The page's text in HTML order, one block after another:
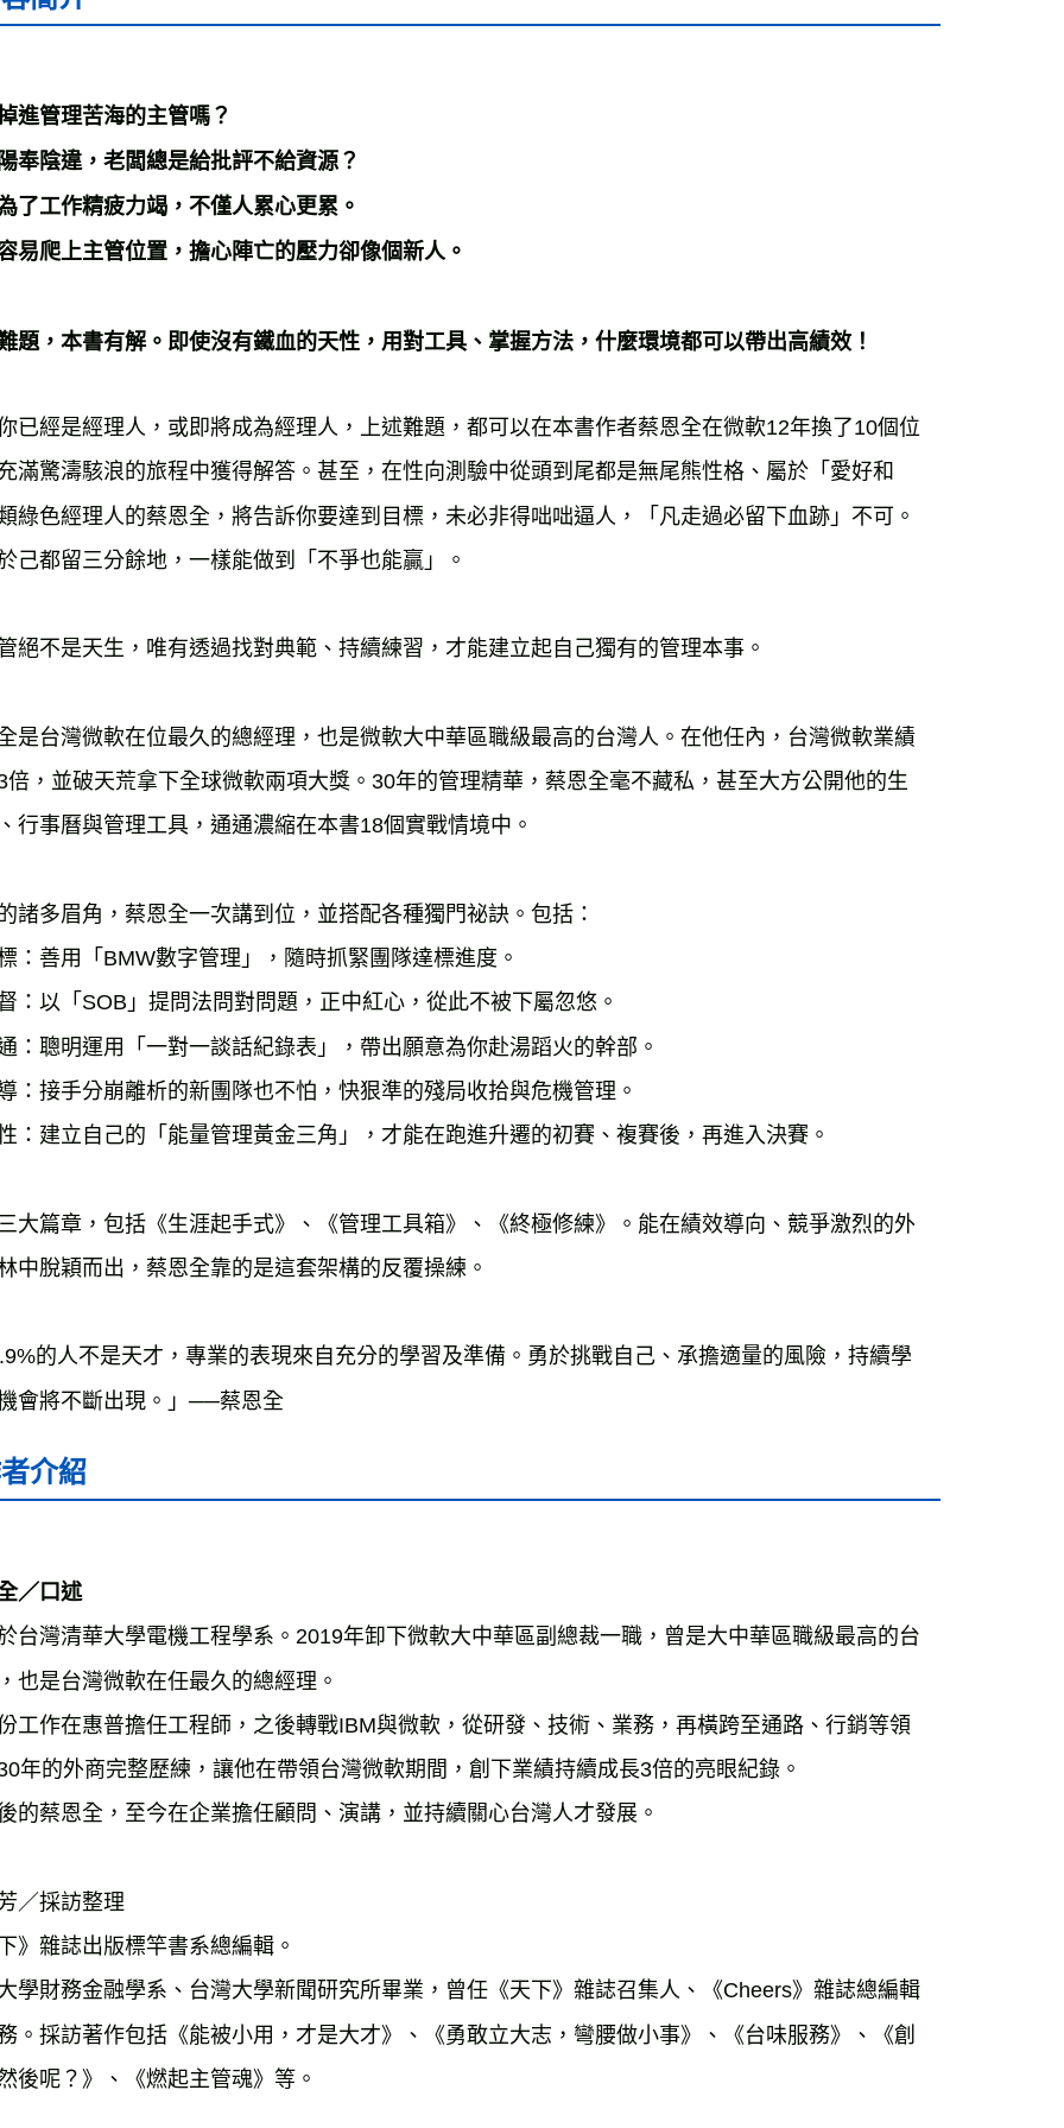
進管理苦海的主管嗎？
奉陰違，老闆總是給批評不給資源？
了工作精疲力竭，不僅人累心更累。
易爬上主管位置，擔心陣亡的壓力卻像個新人。
已經是經理人，或即將成為經理人，上述難題，都可以在本書作者蔡恩全在微軟12年換了10個位
滿驚濤駭浪的旅程中獲得解答。甚至，在性向測驗中從頭到尾都是無尾熊性格、屬於「愛好和
綠色經理人的蔡恩全，將告訴你要達到目標，未必非得咄咄逼人，「凡走過必留下血跡」不可。
己都留三分餘地，一樣能做到「不爭也能贏」。
絕不是天生，唯有透過找對典範、持續練習，才能建立起自己獨有的管理本事。
是台灣微軟在位最久的總經理，也是微軟大中華區職級最高的台灣人。在他任內，台灣微軟業績
倍，並破天荒拿下全球微軟兩項大獎。30年的管理精華，蔡恩全毫不藏私，甚至大方公開他的生
行事曆與管理工具，通通濃縮在本書18個實戰情境中。
諸多眉角，蔡恩全一次講到位，並搭配各種獨門祕訣。包括：
：善用「 BMW數字管理」，隨時抓緊團隊達標進度。
：以「 SOB 」提問法問對問題，正中紅心，從此不被下屬忽悠。
：聰明運用「一對一談話紀錄表」，帶出願意為你赴湯蹈火的幹部。
：接手分崩離析的新團隊也不怕，快狠準的殘局收拾與危機管理。
：建立自己的「能量管理黃金三角」，才能在跑進升遷的初賽、複賽後，再進入決賽。
大篇章，包括《生涯起手式》、《管理工具箱》、《終極修練》。能在績效導向、競爭激烈的外
中脫穎而出，蔡恩全靠的是這套架構的反覆操練。
的人不是天才，專業的表現來自充分的學習及準備。勇於挑戰自己、承擔適量的風險，持續學
會將不斷出現。」──蔡恩全
介紹
／口述
台灣清華大學電機工程學系。2019年卸下微軟大中華區副總裁一職，曾是大中華區職級最高的台
也是台灣微軟在任最久的總經理。
工作在惠普擔任工程師，之後轉戰IBM與微軟，從研發、技術、業務，再橫跨至通路、行銷等領
年的外商完整歷練，讓他在帶領台灣微軟期間，創下業績持續成長3倍的亮眼紀錄。
的蔡恩全，至今在企業擔任顧問、演講，並持續關心台灣人才發展。
／採訪整理
》雜誌出版標竿書系總編輯。
學財務金融學系、台灣大學新聞研究所畢業，曾任《天下》雜誌召集人、《Cheers》雜誌總編輯
。採訪著作包括《能被小用，才是大才》、《勇敢立大志，彎腰做小事》、《台味服務》、《創
後呢？》、《燃起主管魂》等。